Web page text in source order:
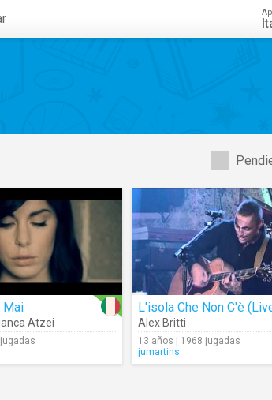
Mai
Atzei
L'isola Che Non C'è
Alex Britti
13 años | 1968 jugadas
jumartins